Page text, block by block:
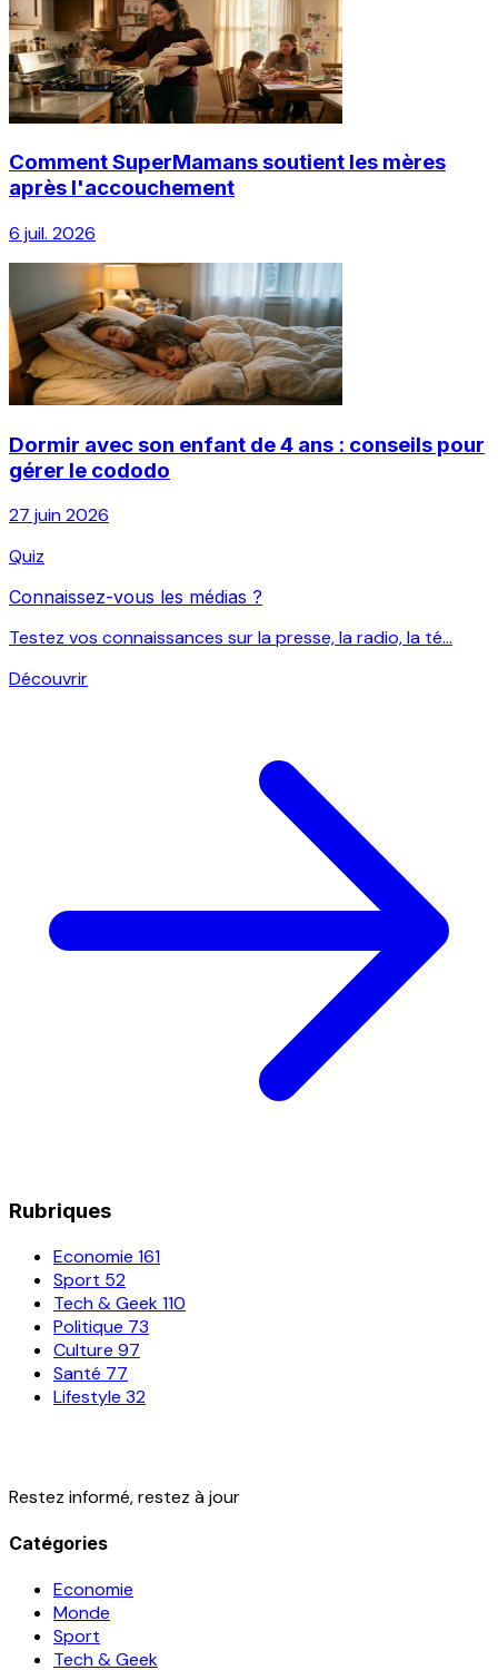
Comment SuperMamans soutient les mères
après l'accouchement
6 juil. 2026
Dormir avec son enfant de 4 ans : conseils pour
gérer le cododo
27 juin 2026
Quiz
Connaissez-vous les médias ?
Testez vos connaissances sur la presse, la radio, la té...
Découvrir
Rubriques
Economie 161
Sport 52
Tech & Geek110
Politique 73
Culture 97
Santé 77
Lifestyle 32
Restez informé, restez à jour
Catégories
Economie
Monde
Sport
Tech & Geek